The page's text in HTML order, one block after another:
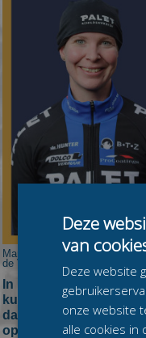
Marathonschaatsmanagers
de Vries in hun team opnemen.
In het online
kunnen
damesteam
op dezelfde manier
Deze
van
Deze website
onze website
alle cookies in